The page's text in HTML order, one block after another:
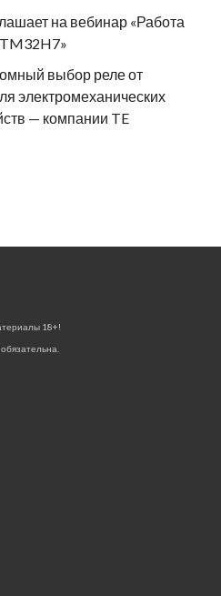
на вебинар «Работа
выбор реле от
электромеханических
— компании TE
18+!